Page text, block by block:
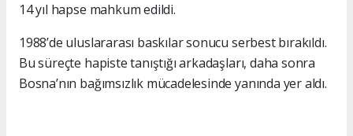
14 yıl hapse mahkum edildi.
1988’de uluslararası baskılar sonucu serbest bırakıldı.
Bu süreçte hapiste tanıştığı arkadaşları, daha sonra
Bosna’nın bağımsızlık mücadelesinde yanında yer aldı.